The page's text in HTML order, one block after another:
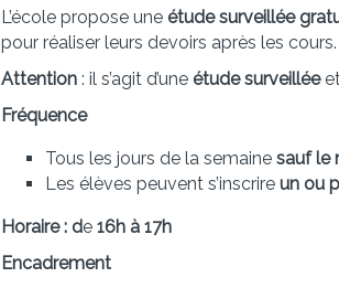
L’école propose une étude surveillée
pour réaliser leurs devoirs après les cours.
Attention : il s’agit d’une étude surveillée
Fréquence
Tous les jours de la semaine sauf le
Les élèves peuvent s’inscrire un ou
Horaire : de 16h à 17h
Encadrement